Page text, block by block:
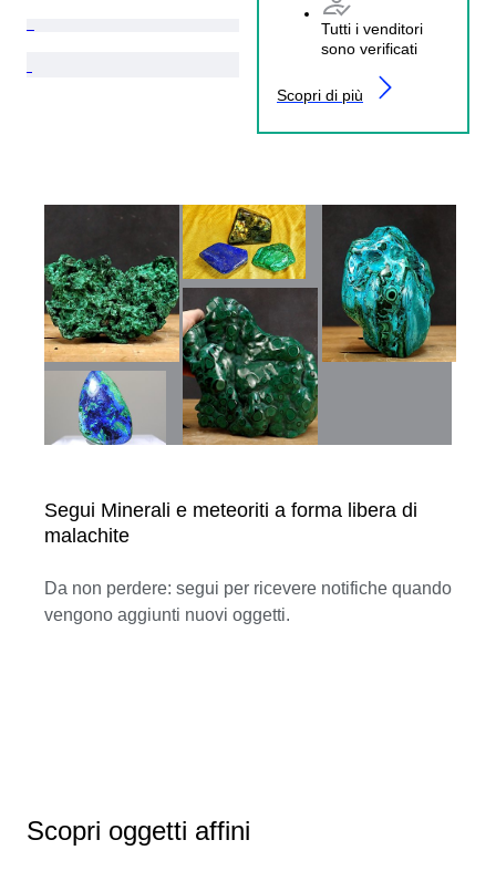
Tutti i venditori
sono verificati
Scopri di più
Segui Minerali e meteoriti a forma libera di
malachite
Da non perdere: segui per ricevere notifiche quando
vengono aggiunti nuovi oggetti.
Scopri oggetti affini